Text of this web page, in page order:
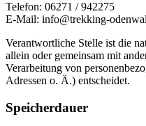
Telefon: 06271 / 942275
E-Mail: info@trekking-
Verantwortliche Stelle ist die
allein oder gemeinsam mit
Verarbeitung von
Adressen o. Ä.) entscheidet.
Speicherdauer